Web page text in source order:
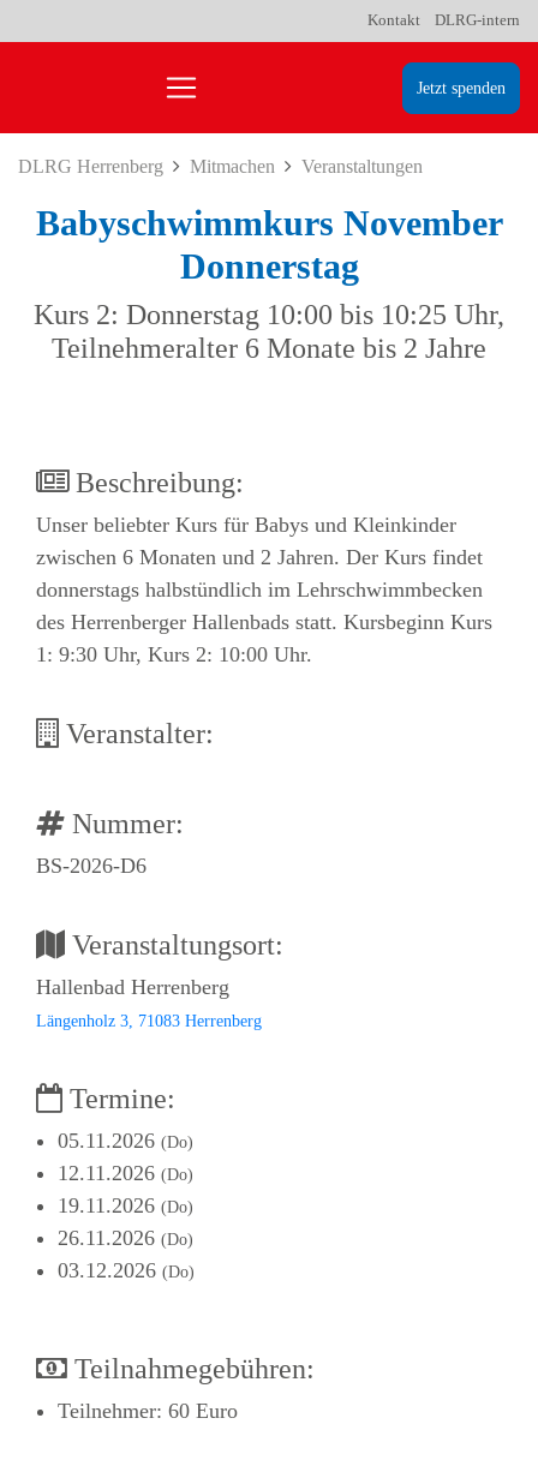
Kontakt DLRG-intern
Jetzt spenden
DLRG Herrenberg Mitmachen Veranstaltungen
Babyschwimmkurs November
Donnerstag
Kurs 2: Donnerstag 10:00 bis 10:25 Uhr,
Teilnehmeralter 6 Monate bis 2 Jahre
Beschreibung:
Unser beliebter Kurs für Babys und Kleinkinder
zwischen 6 Monaten und 2 Jahren. Der Kurs findet
donnerstags halbstündlich im Lehrschwimmbecken
des Herrenberger Hallenbads statt. Kursbeginn Kurs
1: 9:30 Uhr, Kurs 2: 10:00 Uhr.
Veranstalter:
Nummer:
BS-2026-D6
Veranstaltungsort:
Hallenbad Herrenberg
Längenholz 3, 71083 Herrenberg
Termine:
05.11.2026 (Do)
12.11.2026 (Do)
19.11.2026 (Do)
26.11.2026 (Do)
03.12.2026 (Do)
Teilnahmegebühren:
Teilnehmer: 60 Euro